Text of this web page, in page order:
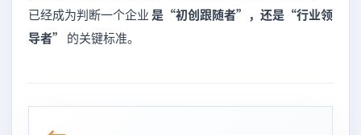
已经成为判断一个企业是“初创跟随者”，还是“行业领
导者”
的关键标准。